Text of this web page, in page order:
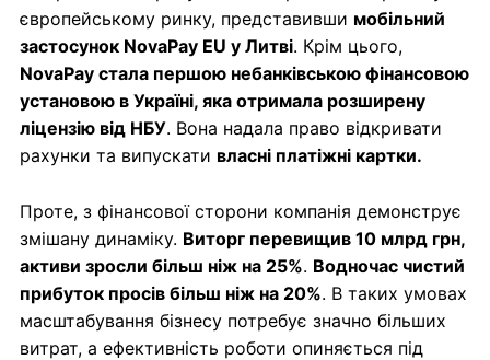
європейському ринку, представивши мобільний
застосунок NovaPay EU у Литві. Крім цього,
NovaPay стала першою небанківською фінансовою
установою в Україні, яка отримала розширену
ліцензію від НБУ. Вона надала право відкривати
рахунки та випускати власні платіжні картки.
Проте, з фінансової сторони компанія демонструє
змішану динаміку. Виторг перевищив 10 млрд грн,
активи зросли більш ніж на 25%. Водночас чистий
прибуток просів більш ніж на 20%. В таких умовах
масштабування бізнесу потребує значно більших
витрат, а ефективність роботи опиняється під